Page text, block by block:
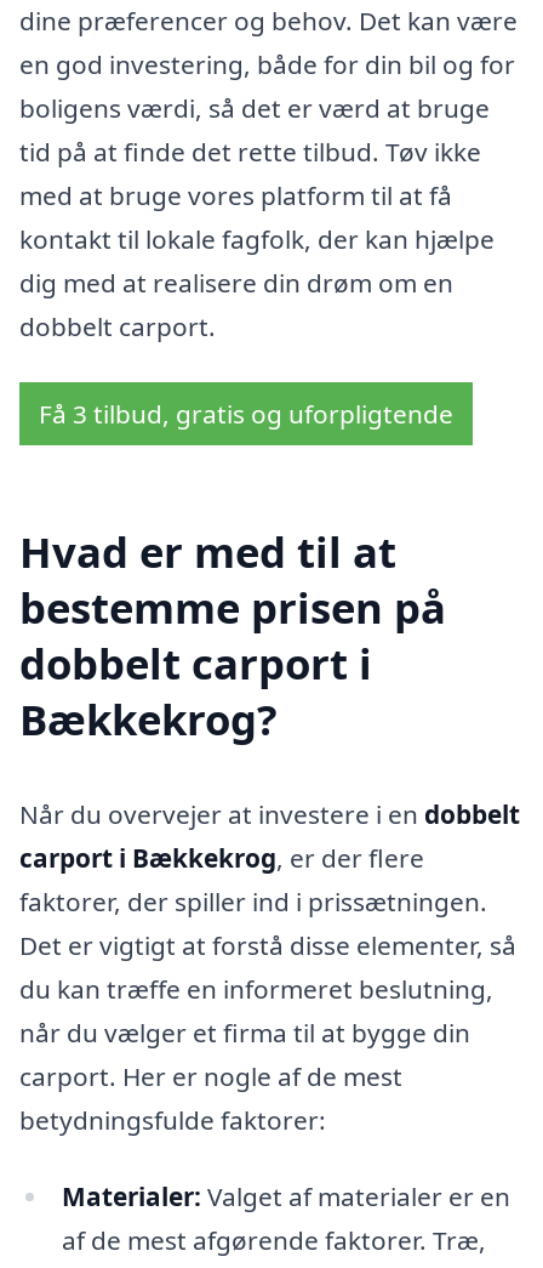
dine præferencer og behov. Det kan være
en god investering, både for din bil og for
boligens værdi, så det er værd at bruge
tid på at finde det rette tilbud. Tøv ikke
med at bruge vores platform til at få
kontakt til lokale fagfolk, der kan hjælpe
dig med at realisere din drøm om en
dobbelt carport.
Få 3 tilbud, gratis og uforpligtende
Hvad er med til at
bestemme prisen på
dobbelt carport i
Bækkekrog?
Når du overvejer at investere i en dobbelt
carport i Bækkekrog, er der flere
faktorer, der spiller ind i prissætningen.
Det er vigtigt at forstå disse elementer, så
du kan træffe en informeret beslutning,
når du vælger et firma til at bygge din
carport. Her er nogle af de mest
betydningsfulde faktorer:
Materialer: Valget af materialer er en
af de mest afgørende faktorer. Træ,